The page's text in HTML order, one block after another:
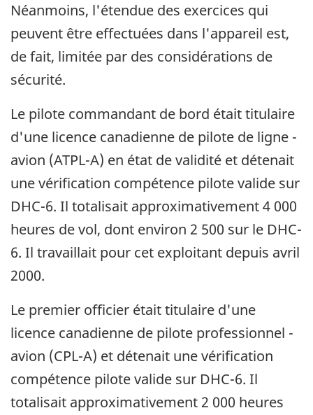
Néanmoins, l'étendue des exercices qui
peuvent être effectuées dans l'appareil est,
de fait, limitée par des considérations de
sécurité.
Le pilote commandant de bord était titulaire
d'une licence canadienne de pilote de ligne -
avion (ATPL-A) en état de validité et détenait
une vérification compétence pilote valide sur
DHC-6. Il totalisait approximativement 4 000
heures de vol, dont environ 2 500 sur le DHC-
6. Il travaillait pour cet exploitant depuis avril
2000.
Le premier officier était titulaire d'une
licence canadienne de pilote professionnel -
avion (CPL-A) et détenait une vérification
compétence pilote valide sur DHC-6. Il
totalisait approximativement 2 000 heures